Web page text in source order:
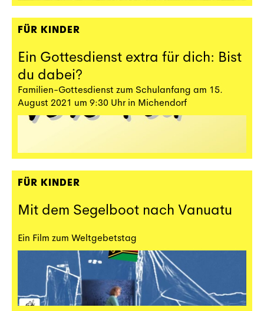
FÜR KINDER
Ein Gottesdienst extra für dich: Bist
du dabei?
Familien-Gottesdienst zum Schulanfang am 15.
August 2021 um 9:30 Uhr in Michendorf
FÜR KINDER
Mit dem Segelboot nach Vanuatu
Ein Film zum Weltgebetstag